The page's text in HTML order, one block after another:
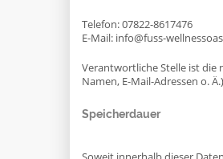
Telefon: 07822-8617476
E-Mail: info@fuss-
Verantwortliche Stelle ist die
Namen, E-Mail-Adressen o.
Speicherdauer